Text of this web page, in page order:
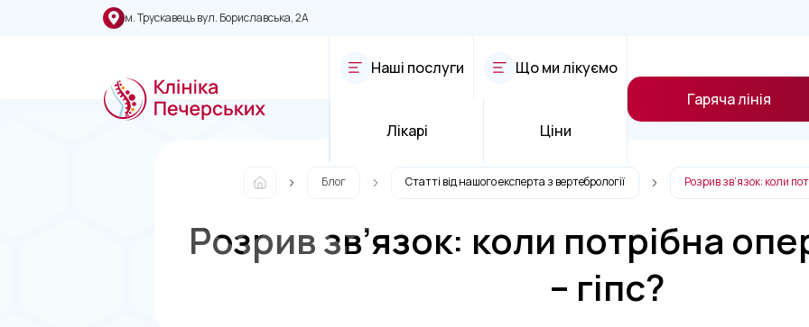
м. Трускавець вул. Бориславська, 2А
Наші послуги Що ми лікуємо
Лікарі Ціни
Гаряча лінія
Блог Статті від нашого експерта з вертебрології Розрив зв’язок: коли
Розрив зв’язок: коли потрібна
– гіпс?